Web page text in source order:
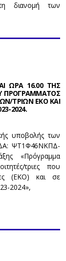
διανομή των
ΩΡΑ 16.00 ΤΗΣ
ΠΡΟΓΡΑΜΜΑΤΟΣ
ΤΡΙΩΝ ΕΚΟ ΚΑΙ
2024.
υποβολής των
ΨΤ1Φ46ΝΚΠΔ-
«Πρόγραμμα
τριες που
(ΕΚΟ) και σε
2024»,